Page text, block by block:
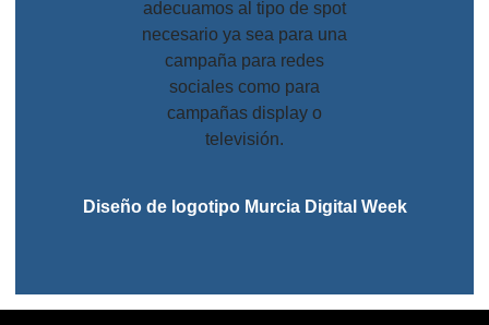
Diseño de logotipo Murcia Digital Week